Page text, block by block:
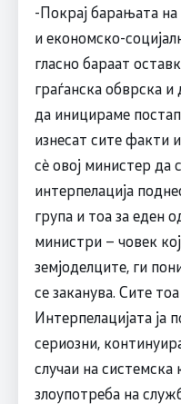
-Покрај барањата
и економско-
гласно бараат
граѓанска обврска
да иницираме
изнесат сите факти
сè овој министер да
интерпелација
група и тоа за еден
министри – човек
земјоделците, ги
се заканува. Сите
Интерпелацијата ја
сериозни,
случаи на системска
злоупотреба на